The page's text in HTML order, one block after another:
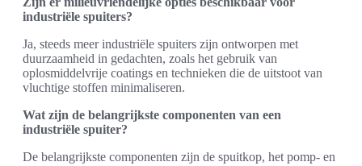
industriële spuiters?
Ja, steeds meer industriële spuiters zijn ontworpen met
duurzaamheid in gedachten, zoals het gebruik van
oplosmiddelvrije coatings en technieken die de uitstoot van
vluchtige stoffen minimaliseren.
Wat zijn de belangrijkste componenten van een
industriële spuiter?
De belangrijkste componenten zijn de spuitkop, het pomp- en